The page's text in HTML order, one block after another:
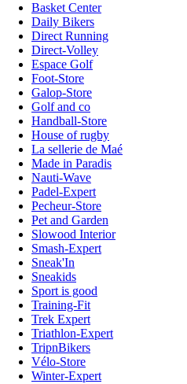
Basket Center
Daily Bikers
Direct Running
Direct-Volley
Espace Golf
Foot-Store
Galop-Store
Golf and co
Handball-Store
House of rugby
La sellerie de Maé
Made in Paradis
Nauti-Wave
Padel-Expert
Pecheur-Store
Pet and Garden
Slowood Interior
Smash-Expert
Sneak'In
Sneakids
Sport is good
Training-Fit
Trek Expert
Triathlon-Expert
TripnBikers
Vélo-Store
Winter-Expert